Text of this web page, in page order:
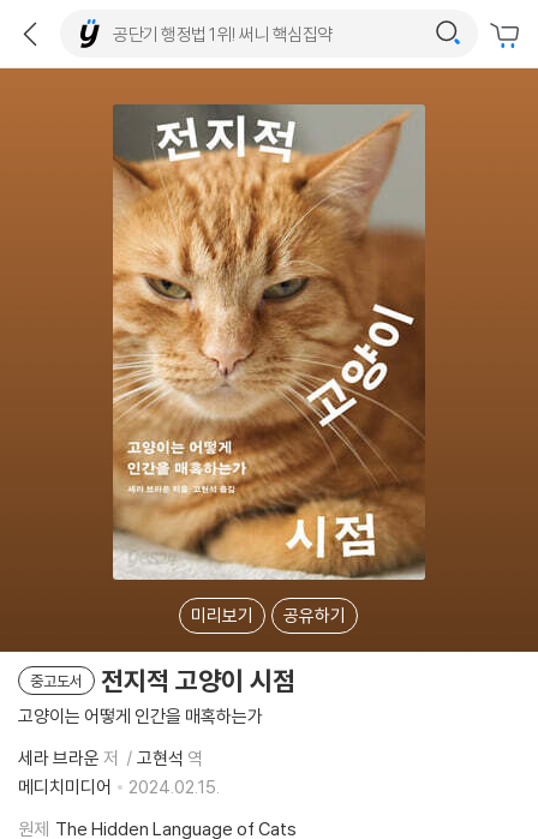
미리보기 공유하기
중고도서 전지적 고양이 시점
고양이는 어떻게 인간을 매혹하는가
세라 브라운 저 고현석 역
메디치미디어
2024.02.15.
원제 The Hidden Language of Cats